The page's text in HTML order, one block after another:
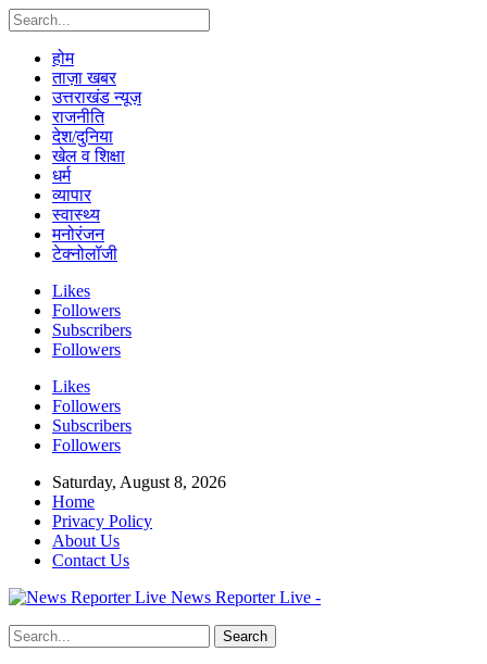
होम
ताज़ा खबर
उत्तराखंड न्यूज़
राजनीति
देश/दुनिया
खेल व शिक्षा
धर्म
व्यापार
स्वास्थ्य
मनोरंजन
टेक्नोलॉजी
Likes
Followers
Subscribers
Followers
Likes
Followers
Subscribers
Followers
Saturday, August 8, 2026
Home
Privacy Policy
About Us
Contact Us
News Reporter Live -